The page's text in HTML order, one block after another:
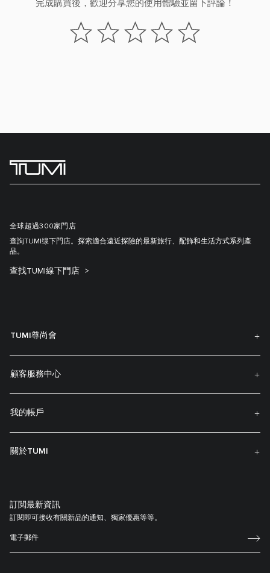
完成購買後，歡迎分享您的使用體驗並留下評論！
全球超過300家門店
查詢TUMI缐下門店。探索適合遠近探險的最新旅行、配飾和生活方式系列產
品。
查找TUMI線下門店
TUMI尊尚會
顧客服務中心
我的帳戶
關於TUMI
訂閲最新資訊
訂閱即可接收有關新品的通知、獨家優惠等等。